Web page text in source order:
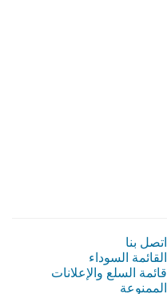
اتصل بنا
القائمة السوداء
قائمة السلع والإعلانات
الممنوعة